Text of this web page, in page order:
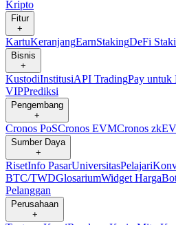
Kripto
Fitur
+
KartuKeranjangEarnStakingDeFi
Bisnis
+
KustodiInstitusiAPI TradingPay untuk
VIPPrediksi
Pengembang
+
Cronos PoSCronos EVMCronos
Sumber Daya
+
RisetInfo PasarUniversitasPelajari
BTC/TWDGlosariumWidget Harga
Pelanggan
Perusahaan
+